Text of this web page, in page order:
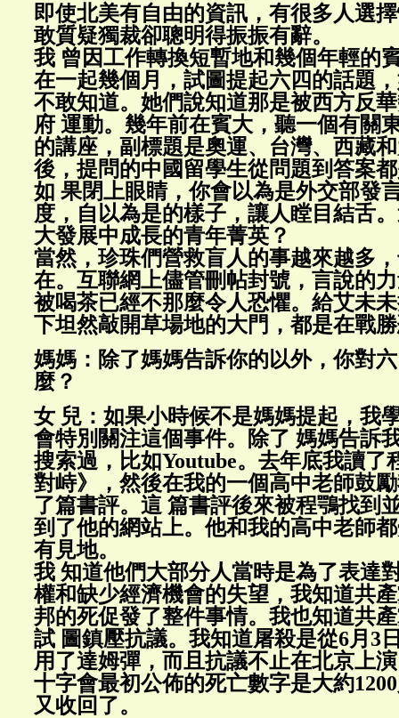
即使北美有自由的資訊，有很多人選
敢質疑獨裁卻聰明得振振有辭。
我 曾因工作轉換短暫地和幾個年輕的
在一起幾個月，試圖提起六四的話題
不敢知道。她們說知道那是被西方反
府 運動。幾年前在賓大，聽一個有關
的講座，副標題是奧運、台灣、西藏
後，提問的中國留學生從問題到答案
如 果閉上眼睛，你會以為是外交部發
度，自以為是的樣子，讓人瞠目結舌
大發展中成長的青年菁英？
當然，珍珠們營救盲人的事越來越多
在。互聯網上儘管刪帖封號，言說的
被喝茶已經不那麼令人恐懼。給艾未
下坦然敲開草場地的大門，都是在戰
媽媽：除了媽媽告訴你的以外，你對
麼？
女 兒：如果小時候不是媽媽提起，我
會特別關注這個事件。除了 媽媽告訴
搜索過，比如Youtube。去年底我讀了
對峙》，然後在我的一個高中老師鼓
了篇書評。這 篇書評後來被程鶚找到
到了他的網站上。他和我的高中老師
有見地。
我 知道他們大部分人當時是為了表達
權和缺少經濟機會的失望，我知道共
邦的死促發了整件事情。我也知道共
試 圖鎮壓抗議。我知道屠殺是從6月3
用了達姆彈，而且抗議不止在北京上
十字會最初公佈的死亡數字是大約
又收回了。